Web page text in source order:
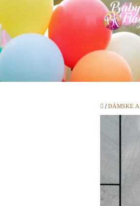
obsah
Domov
/DÁMSKE